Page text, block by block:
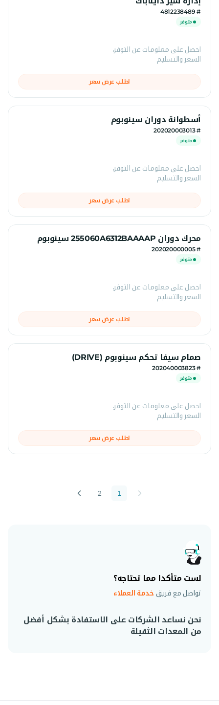
# 4812238489
متوفر
احصل على معلومات عن التوفر،
السعر والتسليم
اطلب عرض سعر
أسطوانة دوران سينوبوم
# 202020003013
متوفر
احصل على معلومات عن التوفر،
السعر والتسليم
اطلب عرض سعر
محرك دوران 255060A6312BAAAAP سينوبوم
# 202020000005
متوفر
احصل على معلومات عن التوفر،
السعر والتسليم
اطلب عرض سعر
صمام سيفا تحكم سينوبوم (DRIVE)
# 202040003823
متوفر
احصل على معلومات عن التوفر،
السعر والتسليم
اطلب عرض سعر
1
2
لست متأكدا مما تحتاجه؟
تواصل مع فريق خدمة العملاء
نحن نساعد الشركات على الاستفادة بشكل أفضل
من المعدات الثقيلة